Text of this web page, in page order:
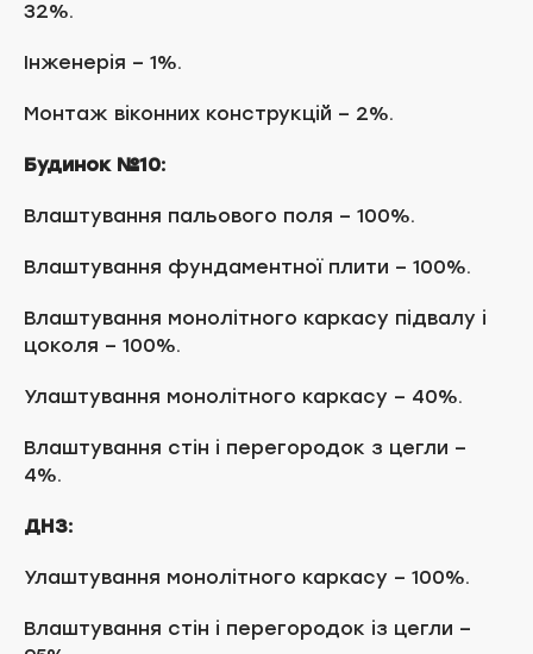
32%.
Інженерія – 1%.
Монтаж віконних конструкцій – 2%.
Будинок №10:
Влаштування пальового поля – 100%.
Влаштування фундаментної плити – 100%.
Влаштування монолітного каркасу підвалу і
цоколя – 100%.
Улаштування монолітного каркасу – 40%.
Влаштування стін і перегородок з цегли –
4%.
ДНЗ:
Улаштування монолітного каркасу – 100%.
Влаштування стін і перегородок із цегли –